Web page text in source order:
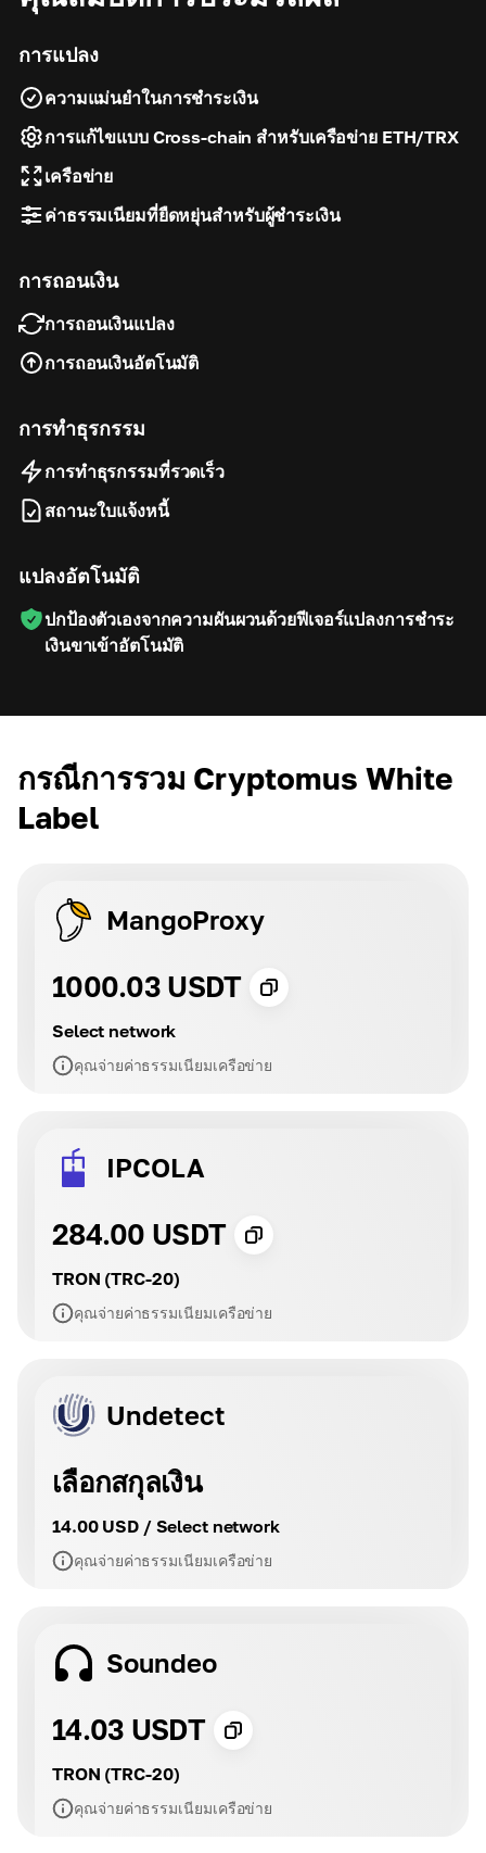
การแปลง
ความแม่นยำในการชำระเงิน
การแก้ไขแบบ Cross-chain สำหรับเครือข่าย ETH/TRX
เครือข่าย
ค่าธรรมเนียมที่ยืดหยุ่นสำหรับผู้ชำระเงิน
การทำธุรกรรม
การทำธุรกรรมที่รวดเร็ว
สถานะใบแจ้งหนี้
การถอนเงิน
การถอนเงินแปลง
การถอนเงินอัตโนมัติ
แปลงอัตโนมัติ
ปกป้องตัวเองจากความผันผวนด้วยฟีเจอร์แปลงการชำระ
เงินขาเข้าอัตโนมัติ
กรณีการรวม Cryptomus White
Label
MangoProxy
1000.03 USDT
Select network
คุณจ่ายค่าธรรมเนียมเครือข่าย
IPCOLA
284.00 USDT
TRON (TRC-20)
คุณจ่ายค่าธรรมเนียมเครือข่าย
Undetect
เลือกสกุลเงิน
14.00 USD / Select network
คุณจ่ายค่าธรรมเนียมเครือข่าย
Soundeo
14.03 USDT
TRON (TRC-20)
คุณจ่ายค่าธรรมเนียมเครือข่าย